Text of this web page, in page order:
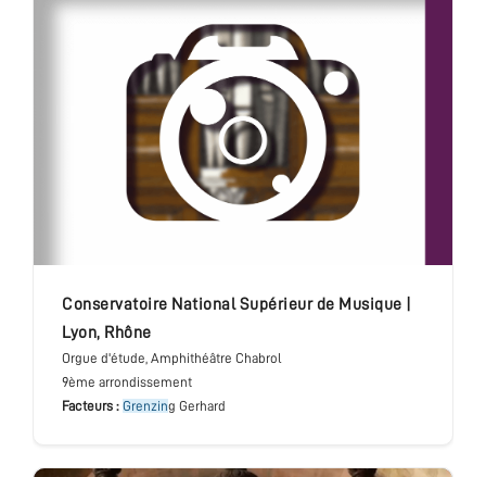
conservatoire National Supérieur de Musique
Lyon, Rhône
Orgue d'étude, Amphithéâtre Chabrol
9ème arrondissement
Facteurs : Grenzing Gerhard